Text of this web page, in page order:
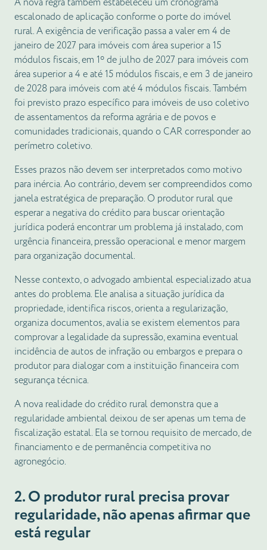
escalonado de aplicação conforme o porte do imóvel
rural. A exigência de verificação passa a valer em 4 de
janeiro de 2027 para imóveis com área superior a 15
módulos fiscais, em 1º de julho de 2027 para imóveis com
área superior a 4 e até 15 módulos fiscais, e em 3 de janeiro
de 2028 para imóveis com até 4 módulos fiscais. Também
foi previsto prazo específico para imóveis de uso coletivo
de assentamentos da reforma agrária e de povos e
comunidades tradicionais, quando o CAR corresponder ao
perímetro coletivo.
Esses prazos não devem ser interpretados como motivo
para inércia. Ao contrário, devem ser compreendidos como
janela estratégica de preparação. O produtor rural que
esperar a negativa do crédito para buscar orientação
jurídica poderá encontrar um problema já instalado, com
urgência financeira, pressão operacional e menor margem
para organização documental.
Nesse contexto, o advogado ambiental especializado atua
antes do problema. Ele analisa a situação jurídica da
propriedade, identifica riscos, orienta a regularização,
organiza documentos, avalia se existem elementos para
comprovar a legalidade da supressão, examina eventual
incidência de autos de infração ou embargos e prepara o
produtor para dialogar com a instituição financeira com
segurança técnica.
A nova realidade do crédito rural demonstra que a
regularidade ambiental deixou de ser apenas um tema de
fiscalização estatal. Ela se tornou requisito de mercado, de
financiamento e de permanência competitiva no
agronegócio.
2. O produtor rural precisa provar
regularidade, não apenas afirmar que
está regular